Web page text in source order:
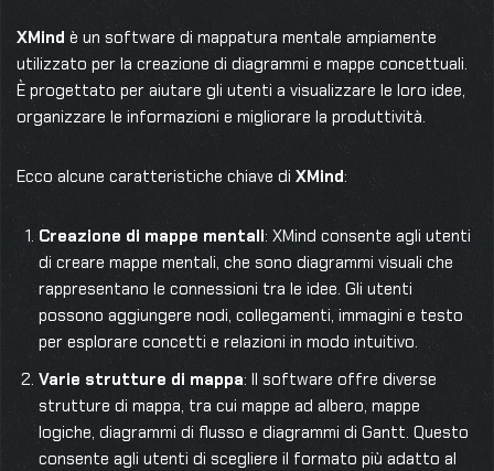
XMind è un software di mappatura mentale ampiamente
utilizzato per la creazione di diagrammi e mappe concettuali.
È progettato per aiutare gli utenti a visualizzare le loro idee,
organizzare le informazioni e migliorare la produttività.
Ecco alcune caratteristiche chiave di XMind:
Creazione di mappe mentali: XMind consente agli utenti
di creare mappe mentali, che sono diagrammi visuali che
rappresentano le connessioni tra le idee. Gli utenti
possono aggiungere nodi, collegamenti, immagini e testo
per esplorare concetti e relazioni in modo intuitivo.
Varie strutture di mappa: Il software offre diverse
strutture di mappa, tra cui mappe ad albero, mappe
logiche, diagrammi di flusso e diagrammi di Gantt. Questo
consente agli utenti di scegliere il formato più adatto al